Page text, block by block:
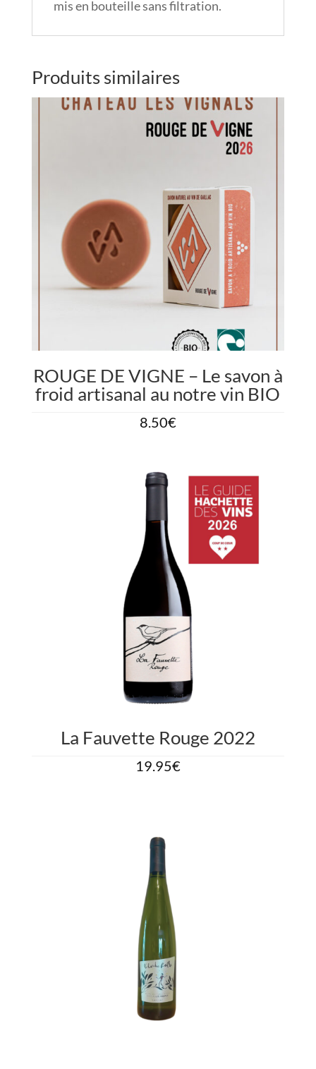
mis en bouteille sans filtration.
Produits similaires
ROUGE DE VIGNE – Le savon à
froid artisanal au notre vin BIO
8.50€
La Fauvette Rouge 2022
19.95€